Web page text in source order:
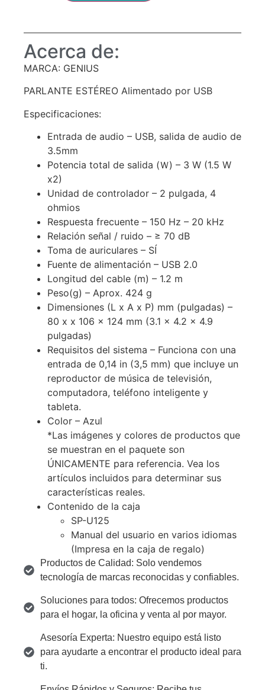
Acerca de:
MARCA: GENIUS
PARLANTE ESTÉREO Alimentado por USB
Especificaciones:
Entrada de audio – USB, salida de audio de
3.5mm
Potencia total de salida (Ｗ) – 3 W (1.5 W
x2)
Unidad de controlador – 2 pulgada, 4
ohmios
Respuesta frecuente – 150 Hz – 20 kHz
Relación señal / ruido – ≥ 70 dB
Toma de auriculares – SÍ
Fuente de alimentación – USB 2.0
Longitud del cable (m) – 1.2 m
Peso(g) – Aprox. 424 g
Dimensiones (L x A x P) mm (pulgadas) –
80 x x 106 x 124 mm (3.1 x 4.2 x 4.9
pulgadas)
Requisitos del sistema – Funciona con una
entrada de 0,14 in (3,5 mm) que incluye un
reproductor de música de televisión,
computadora, teléfono inteligente y
tableta.
Color – Azul
*Las imágenes y colores de productos que
se muestran en el paquete son
ÚNICAMENTE para referencia. Vea los
artículos incluidos para determinar sus
características reales.
Contenido de la caja
SP-U125
Manual del usuario en varios idiomas
(Impresa en la caja de regalo)
Productos de Calidad: Solo vendemos
tecnología de marcas reconocidas y confiables.
Soluciones para todos: Ofrecemos productos
para el hogar, la oficina y venta al por mayor.
Asesoría Experta: Nuestro equipo está listo
para ayudarte a encontrar el producto ideal para
ti.